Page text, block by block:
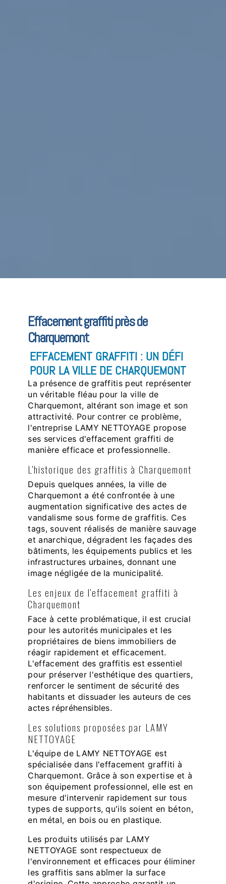
Effacement graffiti près de
Charquemont
EFFACEMENT GRAFFITI : UN DÉFI
POUR LA VILLE DE CHARQUEMONT
La présence de graffitis peut représenter
un véritable fléau pour la ville de
Charquemont, altérant son image et son
attractivité. Pour contrer ce problème,
l'entreprise LAMY NETTOYAGE propose
ses services d'effacement graffiti de
manière efficace et professionnelle.
L'historique des graffitis à Charquemont
Depuis quelques années, la ville de
Charquemont a été confrontée à une
augmentation significative des actes de
vandalisme sous forme de graffitis. Ces
tags, souvent réalisés de manière sauvage
et anarchique, dégradent les façades des
bâtiments, les équipements publics et les
infrastructures urbaines, donnant une
image négligée de la municipalité.
Les enjeux de l'effacement graffiti à
Charquemont
Face à cette problématique, il est crucial
pour les autorités municipales et les
propriétaires de biens immobiliers de
réagir rapidement et efficacement.
L'effacement des graffitis est essentiel
pour préserver l'esthétique des quartiers,
renforcer le sentiment de sécurité des
habitants et dissuader les auteurs de ces
actes répréhensibles.
Les solutions proposées par LAMY
NETTOYAGE
L'équipe de LAMY NETTOYAGE est
spécialisée dans l'effacement graffiti à
Charquemont. Grâce à son expertise et à
son équipement professionnel, elle est en
mesure d'intervenir rapidement sur tous
types de supports, qu'ils soient en béton,
en métal, en bois ou en plastique.
Les produits utilisés par LAMY
NETTOYAGE sont respectueux de
l'environnement et efficaces pour éliminer
les graffitis sans abîmer la surface